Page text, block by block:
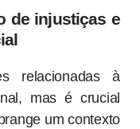
de injustiças e
relacionadas à
mas é crucial
um contexto